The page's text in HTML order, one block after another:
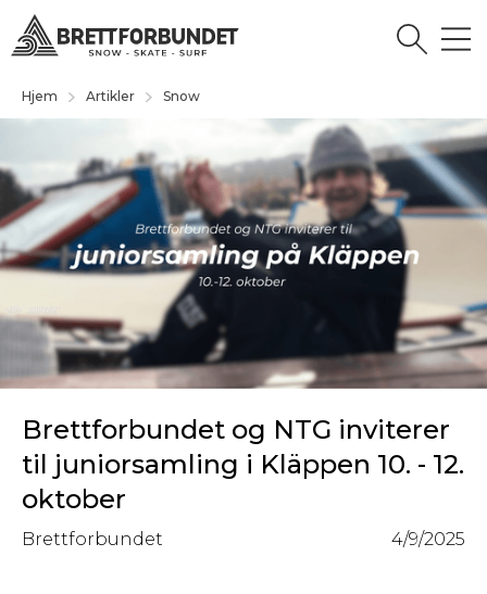
Hjem Artikler Snow
Brettforbundet og NTG inviterer
til juniorsamling i Kläppen 10. - 12.
oktober
4/9/2025
Brettforbundet